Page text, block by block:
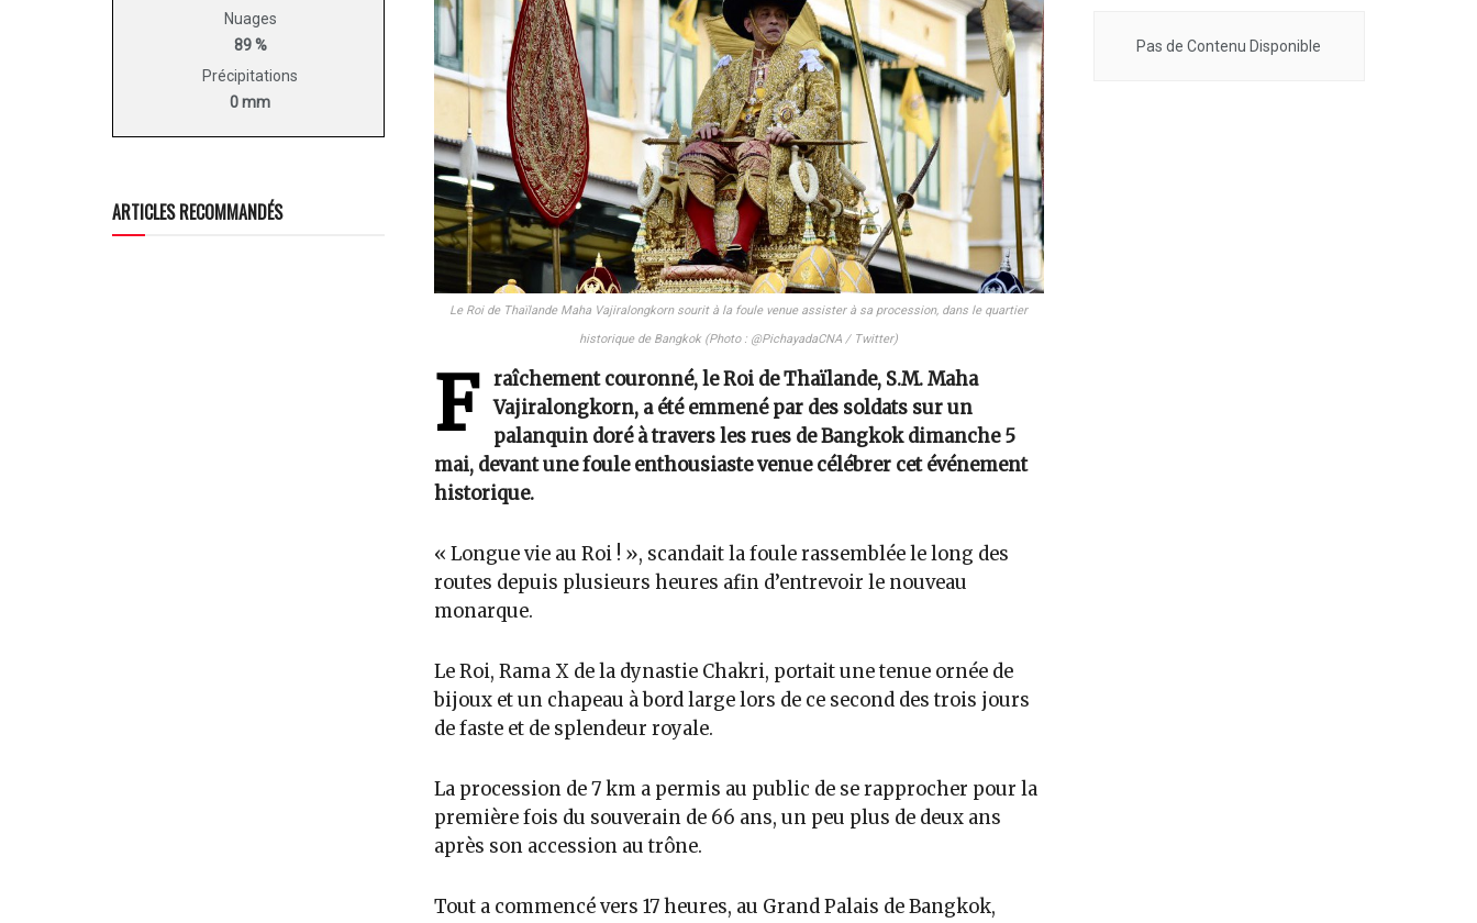
Le Roi de Thaïlande Maha Vajiralongkorn sourit à la foule venue assister à sa procession, dans le quartier
historique de Bangkok (Photo : @PichayadaCNA / Twitter)
F
raîchement couronné, le Roi de Thaïlande, S.M. Maha
Vajiralongkorn, a été emmené par des soldats sur un
palanquin doré à travers les rues de Bangkok dimanche 5
mai, devant une foule enthousiaste venue célébrer cet événement
historique.
« Longue vie au Roi ! », scandait la foule rassemblée le long des
routes depuis plusieurs heures afin d’entrevoir le nouveau
monarque.
Le Roi, Rama X de la dynastie Chakri, portait une tenue ornée de
bijoux et un chapeau à bord large lors de ce second des trois jours
de faste et de splendeur royale.
La procession de 7 km a permis au public de se rapprocher pour la
première fois du souverain de 66 ans, un peu plus de deux ans
après son accession au trône.
Tout a commencé vers 17 heures, au Grand Palais de Bangkok,
Nuages
89 %
Précipitations
0 mm
ARTICLES RECOMMANDÉS
Pas de Contenu Disponible